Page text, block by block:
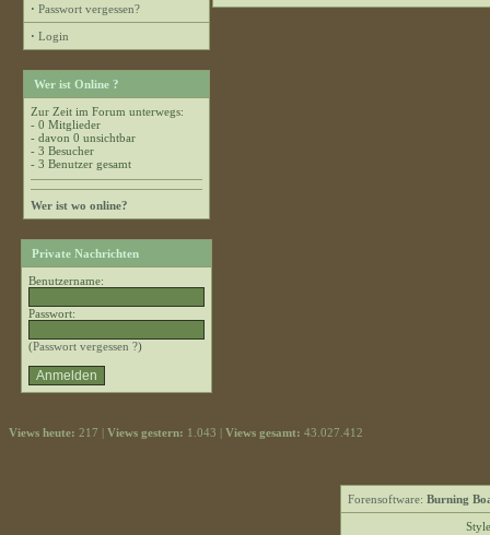
· Passwort vergessen?
· Login
Wer ist Online ?
Zur Zeit im Forum unterwegs:
- 0 Mitglieder
- davon 0 unsichtbar
- 3 Besucher
- 3 Benutzer gesamt
Wer ist wo online?
Private Nachrichten
Benutzername:
Passwort:
(Passwort vergessen ?)
Views heute: 217 | Views gestern: 1.043 | Views gesamt: 43.027.412
Forensoftware: Burning